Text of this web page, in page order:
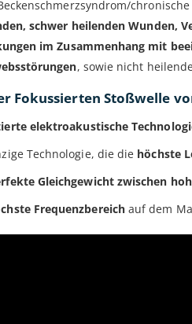
schwer heilenden Wunden,
im Zusammenhang mit
, sowie nicht
Fokussierten Stoßwelle
elektroakustische
Technologie, die die höchste
Gleichgewicht zwischen
Frequenzbereichauf dem